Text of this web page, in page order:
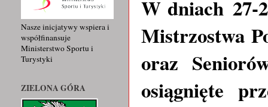
W dniach 27-
Mistrzostwa
oraz
osiągnięte
Nasze inicjatywy wspiera i
współfinansuje
Ministerstwo Sportu i
Turystyki
ZIELONA GÓRA